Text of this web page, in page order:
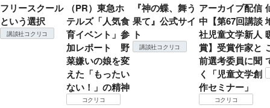
フリースクール
という選択
講談社コクリコ
（PR）東急ホ
テルズ「人気食
育イベント」参
加レポート 野
菜嫌いの娘を変
えた「もったい
ない！」の精神
コクリコ
『神の蝶、舞う
果て』公式サイ
ト
講談社コクリコ
アーカイブ配信
中【第67回講談
社児童文学新人
賞】受賞作家と
前選考委員に聞
く「児童文学創
作セミナー」
コクリコ